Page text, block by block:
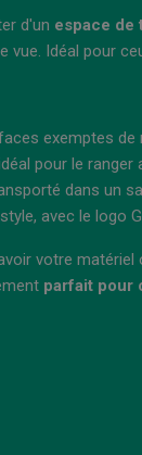
d'un espace de
Idéal pour
exemptes
pour le ranger
dans un
avec le logo
votre
parfait pour